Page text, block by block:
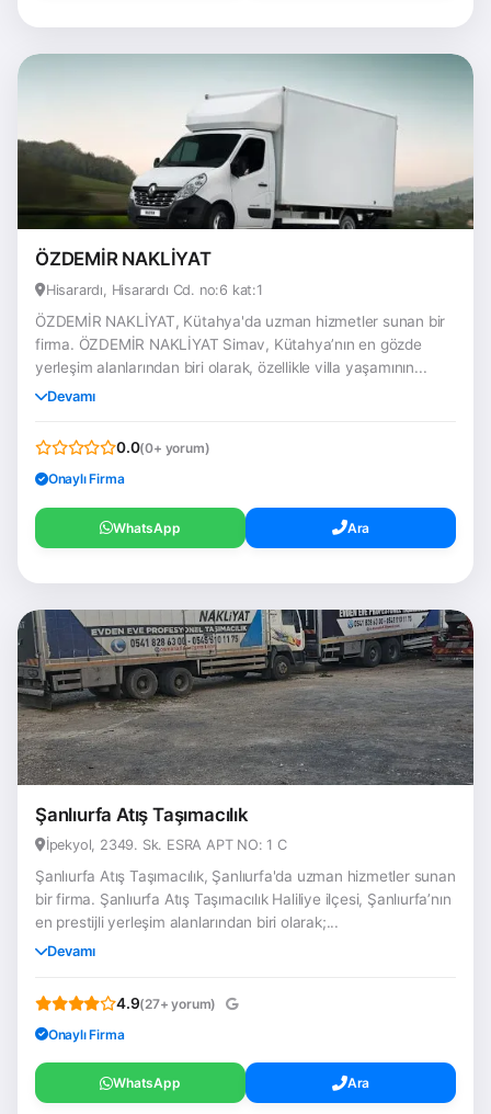
ÖZDEMİR NAKLİYAT
Hisarardı, Hisarardı Cd. no:6 kat:1
ÖZDEMİR NAKLİYAT, Kütahya'da uzman hizmetler sunan bir
firma. ÖZDEMİR NAKLİYAT Simav, Kütahya’nın en gözde
yerleşim alanlarından biri olarak, özellikle villa yaşamının...
Devamı
0.0(0+ yorum)
Onaylı Firma
WhatsApp Ara
Şanlıurfa Atış Taşımacılık
İpekyol, 2349. Sk. ESRA APT NO: 1 C
Şanlıurfa Atış Taşımacılık, Şanlıurfa'da uzman hizmetler sunan
bir firma. Şanlıurfa Atış Taşımacılık Haliliye ilçesi, Şanlıurfa’nın
en prestijli yerleşim alanlarından biri olarak;...
Devamı
4.9(27+ yorum)
Onaylı Firma
WhatsApp Ara